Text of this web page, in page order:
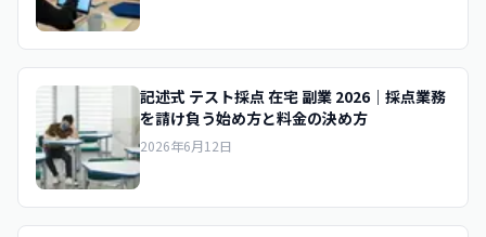
記述式 テスト採点 在宅 副業 2026｜採点業務
を請け負う始め方と料金の決め方
2026年6月12日